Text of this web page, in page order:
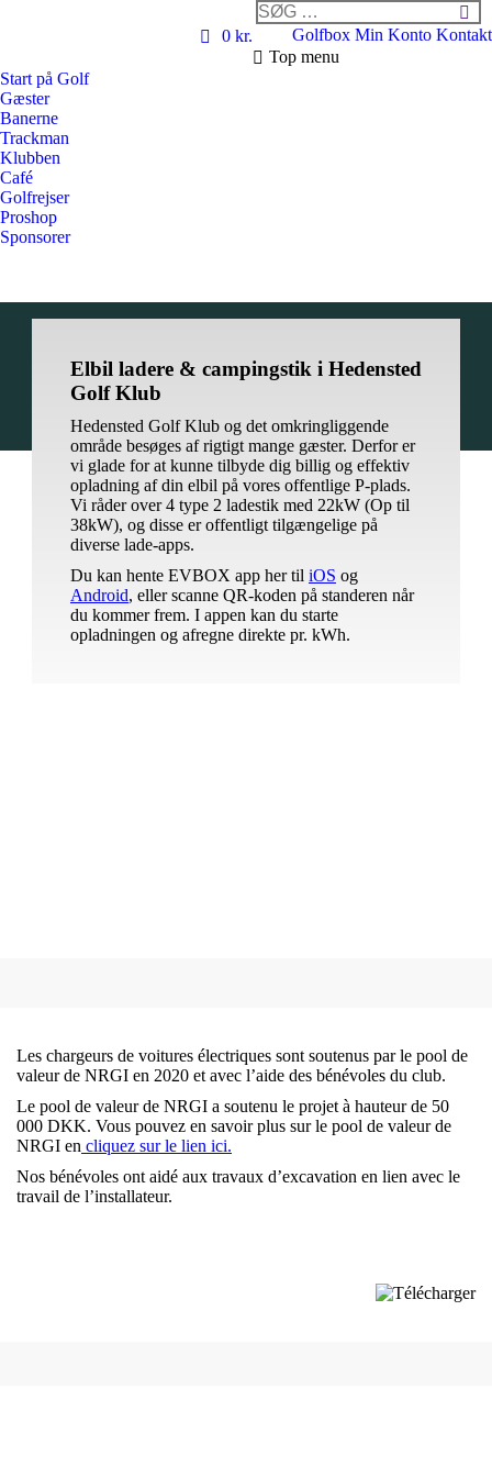
Search:
Golfbox Min Konto Kontakt
0 kr.
Top menu
Start på Golf
Gæster
Banerne
Trackman
Klubben
Café
Golfrejser
Proshop
Sponsorer
Elbil ladere & campingstik i Hedensted
Golf Klub
Hedensted Golf Klub og det omkringliggende
område besøges af rigtigt mange gæster. Derfor er
vi glade for at kunne tilbyde dig billig og effektiv
opladning af din elbil på vores offentlige P-plads.
Vi råder over 4 type 2 ladestik med 22kW (Op til
38kW), og disse er offentligt tilgængelige på
diverse lade-apps.
Du kan hente EVBOX app her til iOS og
Android, eller scanne QR-koden på standeren når
du kommer frem. I appen kan du starte
opladningen og afregne direkte pr. kWh.
Les chargeurs de voitures électriques sont soutenus par le pool de
valeur de NRGI en 2020 et avec l’aide des bénévoles du club.
Le pool de valeur de NRGI a soutenu le projet à hauteur de 50
000 DKK. Vous pouvez en savoir plus sur le pool de valeur de
NRGI en cliquez sur le lien ici.
Nos bénévoles ont aidé aux travaux d’excavation en lien avec le
travail de l’installateur.